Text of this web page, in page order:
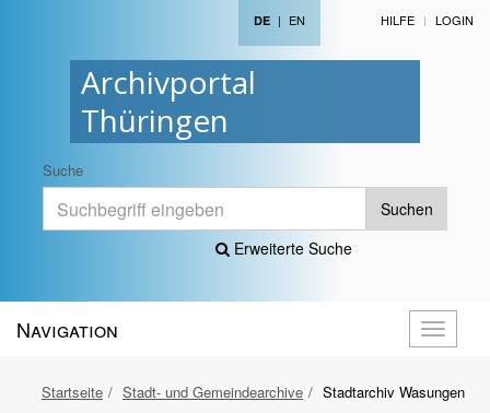
Archivportal
Thüringen
DE | EN HILFE LOGIN
Suche
Suchen
Erweiterte Suche
öffnen
Navigation
Startseite Stadt- und Gemeindearchive Stadtarchiv Wasungen